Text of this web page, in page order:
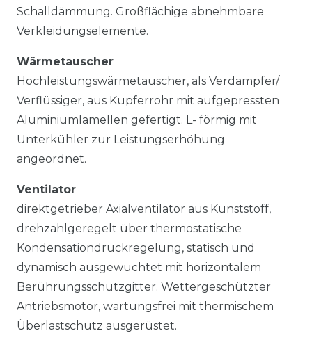
Schalldämmung. Großflächige abnehmbare
Verkleidungselemente.
Wärmetauscher
Hochleistungswärmetauscher, als Verdampfer/
Verflüssiger, aus Kupferrohr mit aufgepressten
Aluminiumlamellen gefertigt. L- förmig mit
Unterkühler zur Leistungserhöhung
angeordnet.
Ventilator
direktgetrieber Axialventilator aus Kunststoff,
drehzahlgeregelt über thermostatische
Kondensationdruckregelung, statisch und
dynamisch ausgewuchtet mit horizontalem
Berührungsschutzgitter. Wettergeschützter
Antriebsmotor, wartungsfrei mit thermischem
Überlastschutz ausgerüstet.